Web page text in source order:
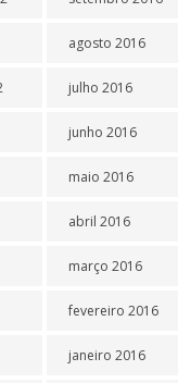
agosto 2016
julho 2016
junho 2016
maio 2016
abril 2016
março 2016
fevereiro 2016
janeiro 2016